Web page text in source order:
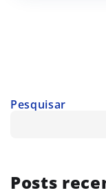
Pesquisar
Posts